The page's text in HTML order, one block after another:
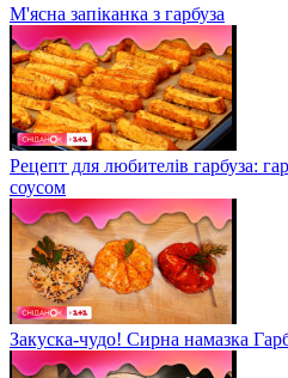
М'ясна запіканка з гарбуза
Рецепт для любителів гарбуза:
соусом
Закуска-чудо! Сирна намазка